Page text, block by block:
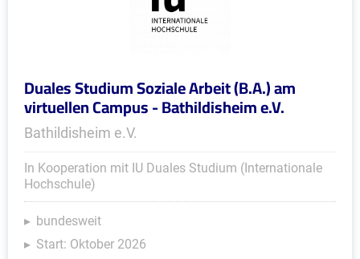
Duales Studium Soziale Arbeit (B.A.) am
virtuellen Campus - Bathildisheim e.V.
Bathildisheim e.V.
In Kooperation mit IU Duales Studium (Internationale
Hochschule)
bundesweit
Start: Oktober 2026